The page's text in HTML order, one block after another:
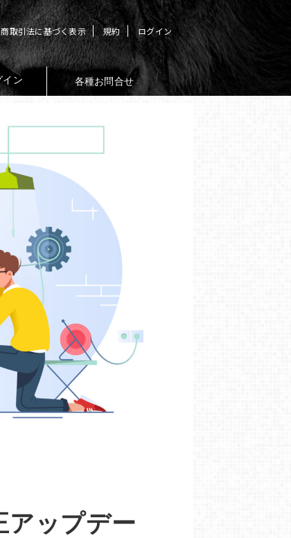
取引法に基づく表示 規約 ログイン
イン 各種お問合せ
アップデー